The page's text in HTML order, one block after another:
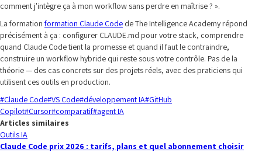
comment j'intègre ça à mon workflow sans perdre en maîtrise ? ».
La formation formation Claude Code de The Intelligence Academy répond
précisément à ça : configurer CLAUDE.md pour votre stack, comprendre
quand Claude Code tient la promesse et quand il faut le contraindre,
construire un workflow hybride qui reste sous votre contrôle. Pas de la
théorie — des cas concrets sur des projets réels, avec des praticiens qui
utilisent ces outils en production.
#Claude Code#VS Code#développement IA#GitHub
Copilot#Cursor#comparatif#agent IA
Articles similaires
Outils IA
Claude Code prix 2026 : tarifs, plans et quel abonnement choisir